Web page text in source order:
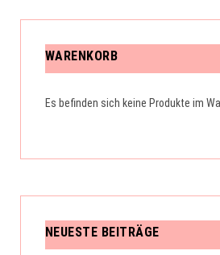
WARENKORB
Es befinden sich keine Produkte im
NEUESTE BEITRÄGE